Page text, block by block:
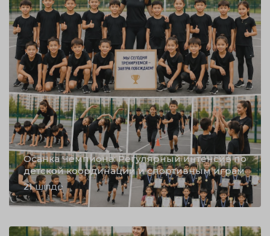
Осанка Чемпиона: Регулярный интенсив по
детской координации и спортивным играм
21 шілде